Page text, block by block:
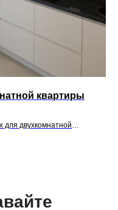
квартиры
для двухкомнатной